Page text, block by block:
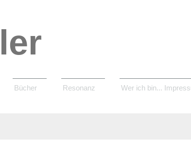
Bücher Resonanz Wer ich bin...